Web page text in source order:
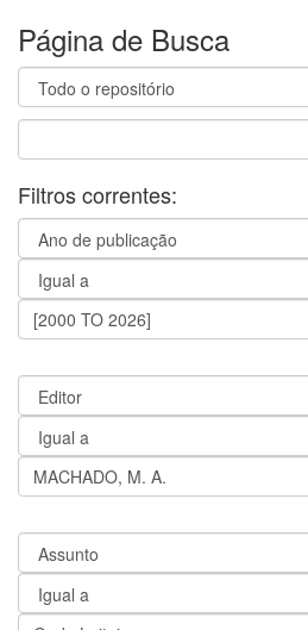
Página de Busca
Filtros correntes: